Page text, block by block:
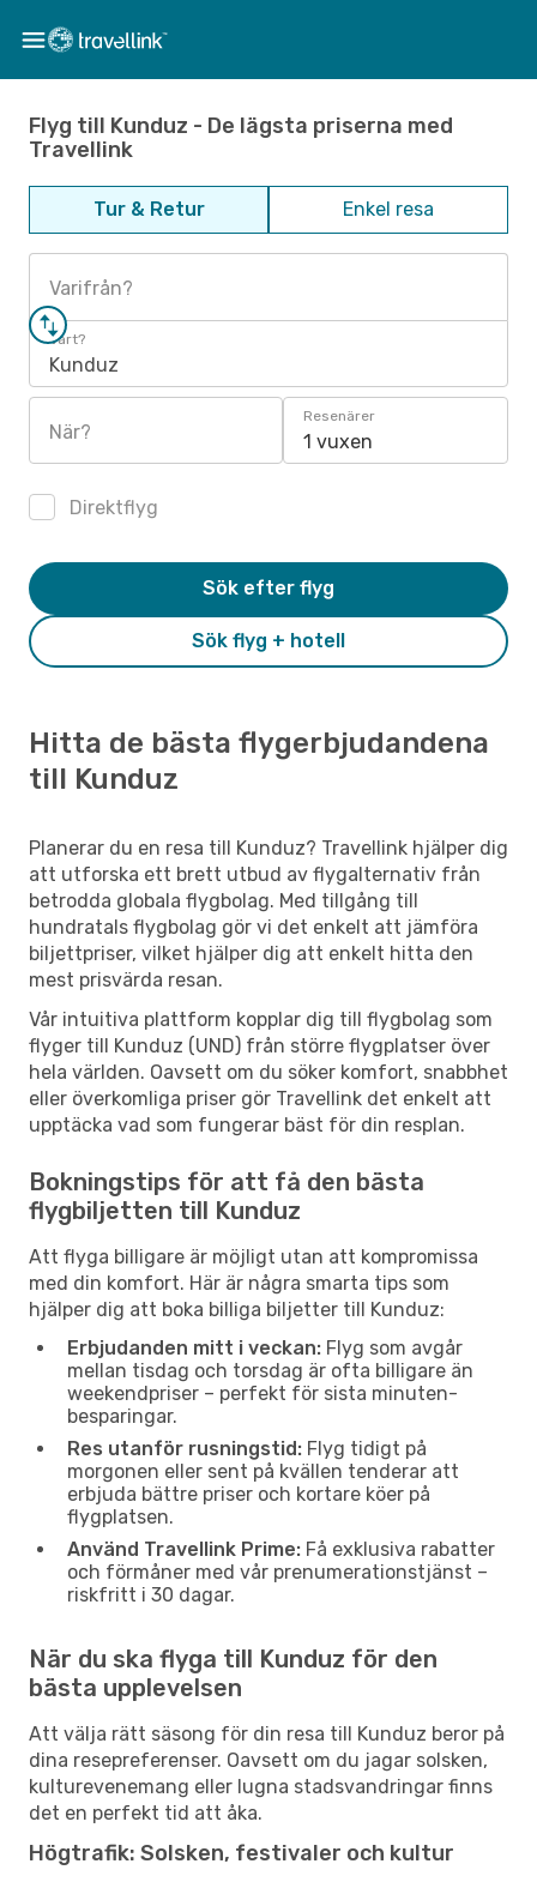
Flyg till Kunduz - De lägsta priserna med
Travellink
Tur & Retur Enkel resa
Varifrån?
Vart?
Kunduz
När?
Resenärer
1 vuxen
Direktflyg
Sök flyg + hotell
Sök efter flyg
Hitta de bästa flygerbjudandena
till Kunduz
Planerar du en resa till Kunduz? Travellink hjälper dig
att utforska ett brett utbud av flygalternativ från
betrodda globala flygbolag. Med tillgång till
hundratals flygbolag gör vi det enkelt att jämföra
biljettpriser, vilket hjälper dig att enkelt hitta den
mest prisvärda resan.
Vår intuitiva plattform kopplar dig till flygbolag som
flyger till Kunduz (UND) från större flygplatser över
hela världen. Oavsett om du söker komfort, snabbhet
eller överkomliga priser gör Travellink det enkelt att
upptäcka vad som fungerar bäst för din resplan.
Bokningstips för att få den bästa
flygbiljetten till Kunduz
Att flyga billigare är möjligt utan att kompromissa
med din komfort. Här är några smarta tips som
hjälper dig att boka billiga biljetter till Kunduz:
Erbjudanden mitt i veckan: Flyg som avgår
mellan tisdag och torsdag är ofta billigare än
weekendpriser – perfekt för sista minuten-
besparingar.
Res utanför rusningstid: Flyg tidigt på
morgonen eller sent på kvällen tenderar att
erbjuda bättre priser och kortare köer på
flygplatsen.
Använd Travellink Prime: Få exklusiva rabatter
och förmåner med vår prenumerationstjänst –
riskfritt i 30 dagar.
När du ska flyga till Kunduz för den
bästa upplevelsen
Att välja rätt säsong för din resa till Kunduz beror på
dina resepreferenser. Oavsett om du jagar solsken,
kulturevenemang eller lugna stadsvandringar finns
det en perfekt tid att åka.
Högtrafik: Solsken, festivaler och kultur